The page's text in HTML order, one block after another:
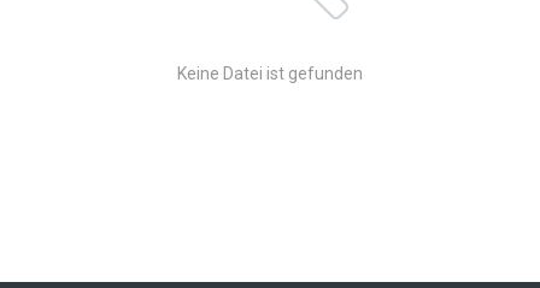
Keine Datei ist gefunden